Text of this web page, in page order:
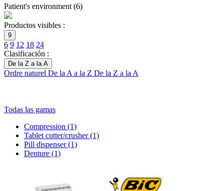
Patient's environment (6)
Productos visibles :
9
6 9 12 18 24
Clasificación :
De la Z a la A
Ordre naturel De la A a la Z De la Z a la A
Todas las gamas
Compression (1)
Tablet cutter/crusher(1)
Pill dispenser(1)
Denture (1)